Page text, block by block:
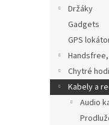
Držáky
Gadgets
GPS
Chytré
Kabely a
Audio